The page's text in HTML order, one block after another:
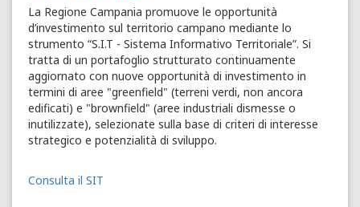
La Regione Campania promuove le opportunità
d’investimento sul territorio campano mediante lo
strumento “S.I.T - Sistema Informativo Territoriale”. Si
tratta di un portafoglio strutturato continuamente
aggiornato con nuove opportunità di investimento in
termini di aree "greenfield" (terreni verdi, non ancora
edificati) e "brownfield" (aree industriali dismesse o
inutilizzate), selezionate sulla base di criteri di interesse
strategico e potenzialità di sviluppo.
Consulta il SIT